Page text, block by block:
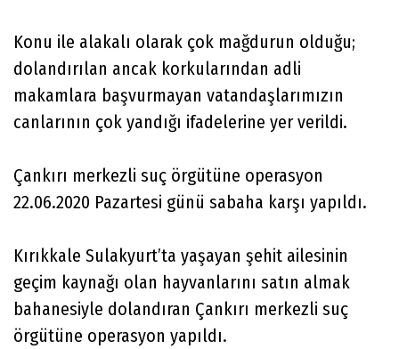
Konu ile alakalı olarak çok mağdurun olduğu;
dolandırılan ancak korkularından adli
makamlara başvurmayan vatandaşlarımızın
canlarının çok yandığı ifadelerine yer verildi.
Çankırı merkezli suç örgütüne operasyon
22.06.2020 Pazartesi günü sabaha karşı yapıldı.
Kırıkkale Sulakyurt’ta yaşayan şehit ailesinin
geçim kaynağı olan hayvanlarını satın almak
bahanesiyle dolandıran Çankırı merkezli suç
örgütüne operasyon yapıldı.